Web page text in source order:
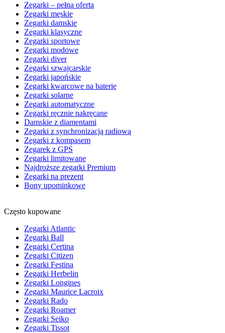
Zegarki – pełna oferta
Zegarki męskie
Zegarki damskie
Zegarki klasyczne
Zegarki sportowe
Zegarki modowe
Zegarki diver
Zegarki szwajcarskie
Zegarki japońskie
Zegarki kwarcowe na baterię
Zegarki solarne
Zegarki automatyczne
Zegarki ręcznie nakręcane
Damskie z diamentami
Zegarki z synchronizacją radiową
Zegarki z kompasem
Zegarek z GPS
Zegarki limitowane
Najdroższe zegarki Premium
Zegarki na prezent
Bony upominkowe
Często kupowane
Zegarki Atlantic
Zegarki Ball
Zegarki Certina
Zegarki Citizen
Zegarki Festina
Zegarki Herbelin
Zegarki Longines
Zegarki Maurice Lacroix
Zegarki Rado
Zegarki Roamer
Zegarki Seiko
Zegarki Tissot